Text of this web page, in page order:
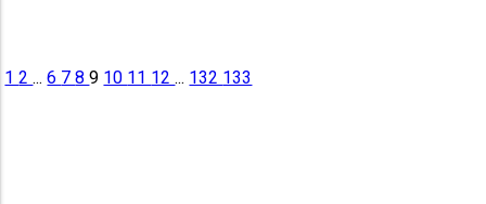
12... 6 789 10 11 12... 132 133